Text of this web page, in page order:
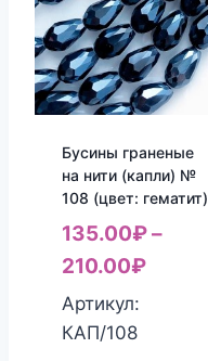
Бусины граненые
на нити (капли) №
108 (цвет: гематит)
135.00₽–
210.00₽
Артикул:
КАП/108